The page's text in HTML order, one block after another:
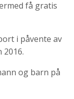
få gratis
i påvente av
og barn på